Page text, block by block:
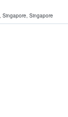
, Singapore, Singapore